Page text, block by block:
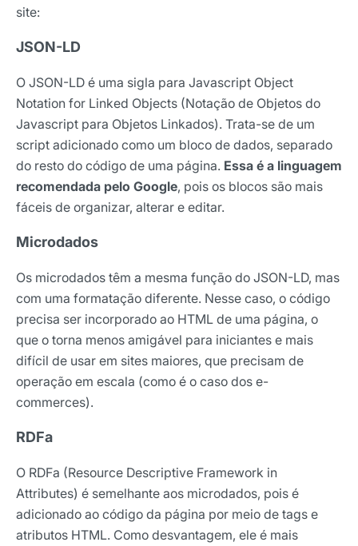
site:
JSON-LD
O JSON-LD é uma sigla para Javascript Object
Notation for Linked Objects (Notação de Objetos do
Javascript para Objetos Linkados). Trata-se de um
script adicionado como um bloco de dados, separado
do resto do código de uma página. Essa é a linguagem
recomendada pelo Google, pois os blocos são mais
fáceis de organizar, alterar e editar.
Microdados
Os microdados têm a mesma função do JSON-LD, mas
com uma formatação diferente. Nesse caso, o código
precisa ser incorporado ao HTML de uma página, o
que o torna menos amigável para iniciantes e mais
difícil de usar em sites maiores, que precisam de
operação em escala (como é o caso dos e-
commerces).
RDFa
O RDFa (Resource Descriptive Framework in
Attributes) é semelhante aos microdados, pois é
adicionado ao código da página por meio de tags e
atributos HTML. Como desvantagem, ele é mais